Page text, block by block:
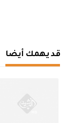
قد يهمك أيضا